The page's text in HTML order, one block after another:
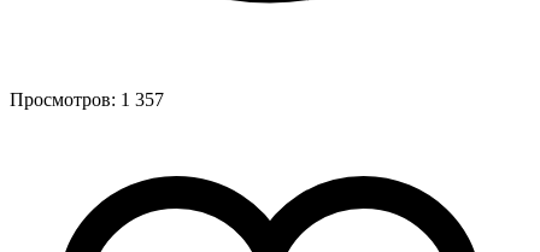
Просмотров: 1 357